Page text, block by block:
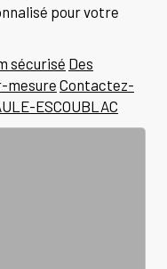
pour votre
sécurisé Des
mesureContactez-
ESCOUBLAC